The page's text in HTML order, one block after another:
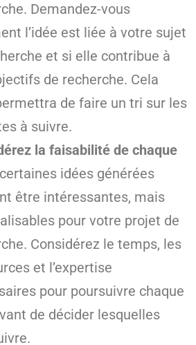
Demandez-vous
l’idée est liée à votre sujet
et si elle contribue à
de recherche. Cela
de faire un tri sur les
à suivre.
la faisabilité de chaque
certaines idées générées
être intéressantes, mais
pour votre projet de
Considérez le temps, les
et l’expertise
pour poursuivre chaque
de décider lesquelles